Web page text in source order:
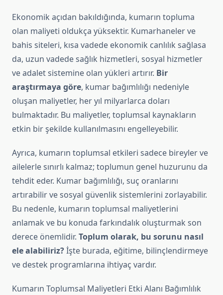
Ekonomik açıdan bakıldığında, kumarın topluma
olan maliyeti oldukça yüksektir. Kumarhaneler ve
bahis siteleri, kısa vadede ekonomik canlılık sağlasa
da, uzun vadede sağlık hizmetleri, sosyal hizmetler
ve adalet sistemine olan yükleri artırır. Bir
araştırmaya göre, kumar bağımlılığı nedeniyle
oluşan maliyetler, her yıl milyarlarca doları
bulmaktadır. Bu maliyetler, toplumsal kaynakların
etkin bir şekilde kullanılmasını engelleyebilir.
Ayrıca, kumarın toplumsal etkileri sadece bireyler ve
ailelerle sınırlı kalmaz; toplumun genel huzurunu da
tehdit eder. Kumar bağımlılığı, suç oranlarını
artırabilir ve sosyal güvenlik sistemlerini zorlayabilir.
Bu nedenle, kumarın toplumsal maliyetlerini
anlamak ve bu konuda farkındalık oluşturmak son
derece önemlidir. Toplum olarak, bu sorunu nasıl
ele alabiliriz?İşte burada, eğitime, bilinçlendirmeye
ve destek programlarına ihtiyaç vardır.
Kumarın Toplumsal Maliyetleri Etki Alanı Bağımlılık